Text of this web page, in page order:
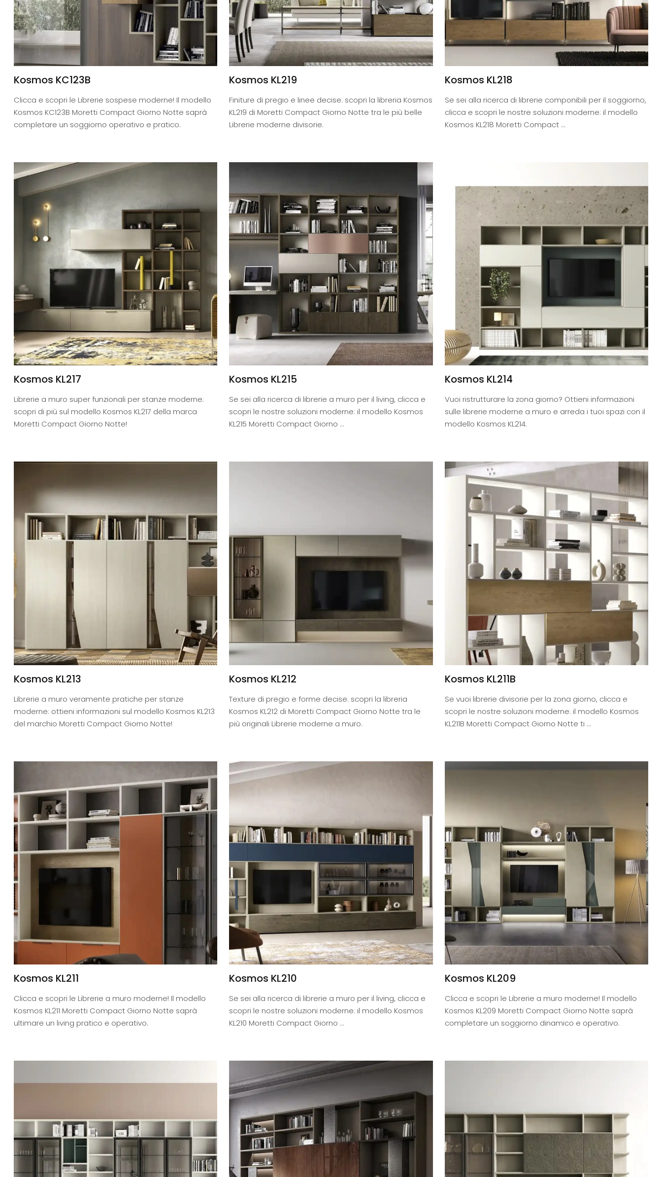
Kosmos KC123B
Clicca e scopri le Librerie sospese moderne! Il modello
Kosmos KC123B Moretti Compact Giorno Notte saprà
completare un soggiorno operativo e pratico.
Kosmos KL219
Finiture di pregio e linee decise: scopri la libreria Kosmos
KL219 di Moretti Compact Giorno Notte tra le più belle
Librerie moderne divisorie.
Kosmos KL218
Se sei alla ricerca di librerie componibili per il soggiorno,
clicca e scopri le nostre soluzioni moderne: il modello
Kosmos KL218 Moretti Compact ...
Kosmos KL217
Librerie a muro super funzionali per stanze moderne:
scopri di più sul modello Kosmos KL217 della marca
Moretti Compact Giorno Notte!
Kosmos KL215
Se sei alla ricerca di librerie a muro per il living, clicca e
scopri le nostre soluzioni moderne: il modello Kosmos
KL215 Moretti Compact Giorno ...
Kosmos KL214
Vuoi ristrutturare la zona giorno? Ottieni informazioni
sulle librerie moderne a muro e arreda i tuoi spazi con il
modello Kosmos KL214.
Kosmos KL213
Librerie a muro veramente pratiche per stanze
moderne: ottieni informazioni sul modello Kosmos KL213
del marchio Moretti Compact Giorno Notte!
Kosmos KL212
Texture di pregio e forme decise: scopri la libreria
Kosmos KL212 di Moretti Compact Giorno Notte tra le
più originali Librerie moderne a muro.
Kosmos KL211B
Se vuoi librerie divisorie per la zona giorno, clicca e
scopri le nostre soluzioni moderne: il modello Kosmos
KL211B Moretti Compact Giorno Notte ti ...
Kosmos KL211
Clicca e scopri le Librerie a muro moderne! Il modello
Kosmos KL211 Moretti Compact Giorno Notte saprà
ultimare un living pratico e operativo.
Kosmos KL210
Se sei alla ricerca di librerie a muro per il living, clicca e
scopri le nostre soluzioni moderne: il modello Kosmos
KL210 Moretti Compact Giorno ...
Kosmos KL209
Clicca e scopri le Librerie a muro moderne! Il modello
Kosmos KL209 Moretti Compact Giorno Notte saprà
completare un soggiorno dinamico e operativo.